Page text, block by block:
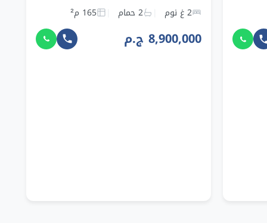
2 غ نوم 2 حمام 165 م²
8,900,000 ج.م